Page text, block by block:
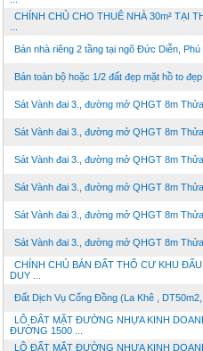
CHÍNH CHỦ CHO THUÊ NHÀ 30m² TẠI
Bán nhà riêng 2 tầng tại ngõ Đức Diễn, Phú
Bán toàn bộ hoặc 1/2 đất đẹp mặt hồ to đẹp
Sát Vành đai 3., đường mở QHGT 8m Thửa
Sát Vành đai 3., đường mở QHGT 8m Thửa
Sát Vành đai 3., đường mở QHGT 8m Thửa
Sát Vành đai 3., đường mở QHGT 8m Thửa
Sát Vành đai 3., đường mở QHGT 8m Thửa
Sát Vành đai 3., đường mở QHGT 8m Thửa
CHÍNH CHỦ BÁN ĐẤT THỔ CƯ KHU
DUY ...
Đất Dịch Vụ Cổng Đồng (La Khê , DT50m2,
LÔ ĐẤT MẶT ĐƯỜNG NHỰA KINH
ĐƯỜNG 1500 ...
LÔ ĐẤT MẶT ĐƯỜNG NHỰA KINH